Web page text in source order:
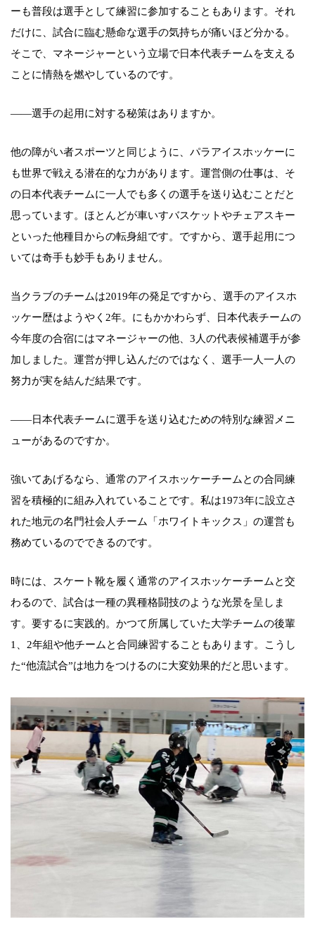
ーも普段は選手として練習に参加することもあります。それ
だけに、試合に臨む懸命な選手の気持ちが痛いほど分かる。
そこで、マネージャーという立場で日本代表チームを支える
ことに情熱を燃やしているのです。
――選手の起用に対する秘策はありますか。
他の障がい者スポーツと同じように、パラアイスホッケーに
も世界で戦える潜在的な力があります。運営側の仕事は、そ
の日本代表チームに一人でも多くの選手を送り込むことだと
思っています。ほとんどが車いすバスケットやチェアスキー
といった他種目からの転身組です。ですから、選手起用につ
いては奇手も妙手もありません。
当クラブのチームは2019年の発足ですから、選手のアイスホ
ッケー歴はようやく2年。にもかかわらず、日本代表チームの
今年度の合宿にはマネージャーの他、3人の代表候補選手が参
加しました。運営が押し込んだのではなく、選手一人一人の
努力が実を結んだ結果です。
――日本代表チームに選手を送り込むための特別な練習メニ
ューがあるのですか。
強いてあげるなら、通常のアイスホッケーチームとの合同練
習を積極的に組み入れていることです。私は1973年に設立さ
れた地元の名門社会人チーム「ホワイトキックス」の運営も
務めているのでできるのです。
時には、スケート靴を履く通常のアイスホッケーチームと交
わるので、試合は一種の異種格闘技のような光景を呈しま
す。要するに実践的。かつて所属していた大学チームの後輩
1、2年組や他チームと合同練習することもあります。こうし
た“他流試合”は地力をつけるのに大変効果的だと思います。